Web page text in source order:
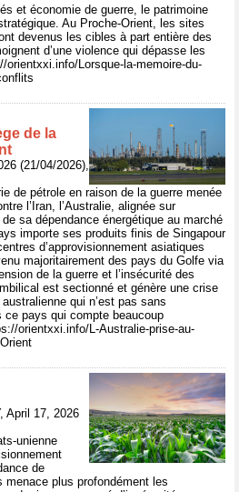
et économie de guerre, le patrimoine
Au Proche-Orient, les sites
devenus les cibles à part entière des
d’une violence qui dépasse les
Lorsque-la-memoire-du-
de la
(21/04/2026),
de pétrole en raison de la guerre menée
l’Iran, l’Australie, alignée sur
sa dépendance énergétique au marché
importe ses produits finis de Singapour
d’approvisionnement asiatiques
majoritairement des pays du Golfe via
de la guerre et l’insécurité des
est sectionné et génère une crise
qui n’est pas sans
pays qui compte beaucoup
orientxxi.info/L-Australie-prise-au-
April 17, 2026
unienne
de
menace plus profondément les